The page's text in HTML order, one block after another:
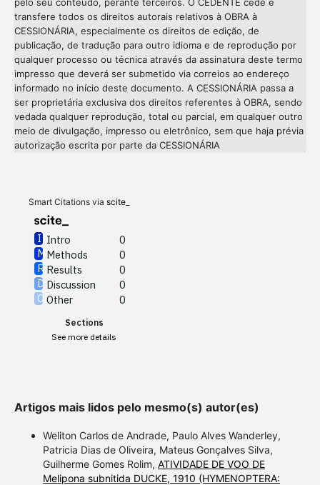
pelo seu conteúdo, perante terceiros. O CEDENTE cede e
transfere todos os direitos autorais relativos à OBRA à
CESSIONÁRIA, especialmente os direitos de edição, de
publicação, de tradução para outro idioma e de reprodução por
qualquer processo ou técnica através da assinatura deste termo
impresso que deverá ser submetido via correios ao endereço
informado no início deste documento. A CESSIONÁRIA passa a
ser proprietária exclusiva dos direitos referentes à OBRA, sendo
vedada qualquer reprodução, total ou parcial, em qualquer outro
meio de divulgação, impresso ou eletrônico, sem que haja prévia
autorização escrita por parte da CESSIONÁRIA
Smart Citations via scite_
Intro
0
Methods
0
Results
0
Discussion
0
Other
0
Sections
See more details
Intro
contrasts the cited claim, and
a label indicating in which
section the citation was
made.
Artigos mais lidos pelo mesmo(s) autor(es)
Weliton Carlos de Andrade, Paulo Alves Wanderley,
Patricia Dias de Oliveira, Mateus Gonçalves Silva,
Guilherme Gomes Rolim, ATIVIDADE DE VOO DE
Melipona subnitida DUCKE, 1910 (HYMENOPTERA: